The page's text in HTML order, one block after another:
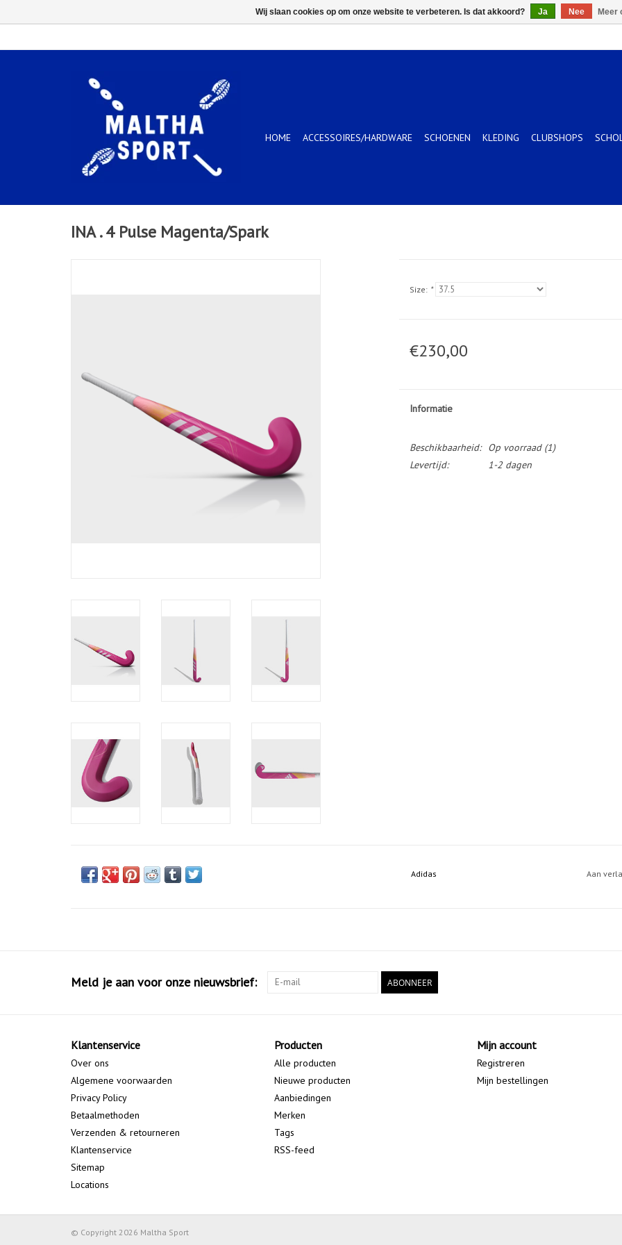
HOME ACCESSOIRES/HARDWARE SCHOENEN KLEDING CLUBSHOPS
INA . 4 Pulse Magenta/Spark
Size: *
€230,00
Informatie
Beschikbaarheid: Op voorraad(1)
Levertijd:
1-2 dagen
Adidas Aan
Meld je aan voor onze nieuwsbrief: ABONNEER
Klantenservice
Over ons
Algemene voorwaarden
Privacy Policy
Betaalmethoden
Verzenden & retourneren
Klantenservice
Sitemap
Locations
Producten
Alle producten
Nieuwe producten
Aanbiedingen
Merken
Tags
RSS-feed
Mijn account
Registreren
Mijn bestellingen
© Copyright 2026 Maltha Sport
Wij slaan cookies op om onze website te verbeteren. Is dat akkoord? Ja Nee Meer